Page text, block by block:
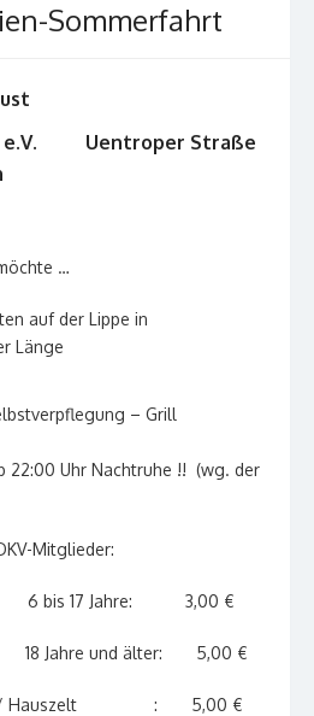
Sommerfahrt
e.V. Uentroper Straße
…
auf der Lippe in
Länge
– Grill
Nachtruhe !! (wg. der
Mitglieder:
6 bis 17 Jahre: 3,00 €
älter: 5,00 €
/ Hauszelt : 5,00 €